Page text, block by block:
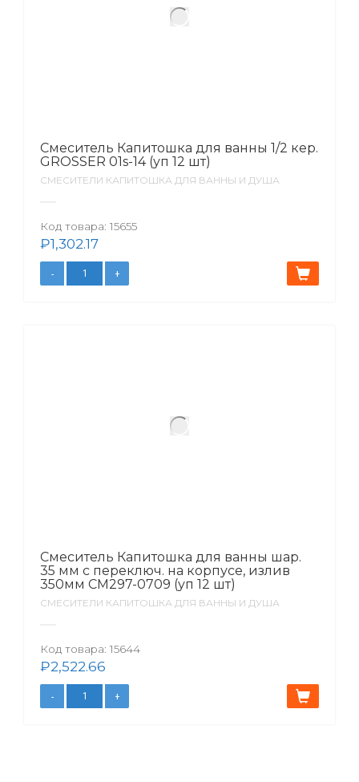
Смеситель Капитошка для ванны 1/2 кер.
GROSSER 01s-14 (уп 12 шт)
СМЕСИТЕЛИ КАПИТОШКА ДЛЯ ВАННЫ И ДУША
Код товара: 15655
₽1,302.17
Смеситель Капитошка для ванны шар.
35 мм с переключ. на корпусе, излив
350мм CM297-0709 (уп 12 шт)
СМЕСИТЕЛИ КАПИТОШКА ДЛЯ ВАННЫ И ДУША
Код товара: 15644
₽2,522.66